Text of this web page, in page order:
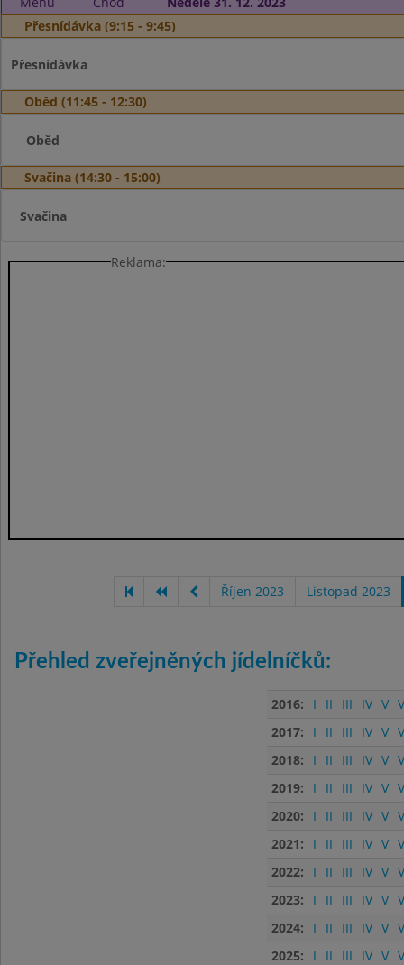
Přesnídávka (9:15 - 9:45)
Přesnídávka
Oběd (11:45 - 12:30)
Oběd
Svačina (14:30 - 15:00)
Svačina
Reklama:
Říjen 2023 Listopad 2023
Přehled zveřejněných jídelníčků:
2016: I II III IV V
2017:
I II III IV V
2018:
I II III IV V
2019:
I II III IV V
2020:
I II III IV V
2021:
I II III IV V
2022:
I II III IV V
2023:
I II III IV V
2024:
I II III IV V
2025:
I II III IV V